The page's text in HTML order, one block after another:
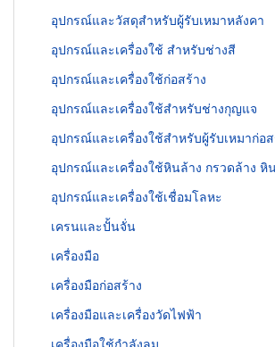
อุปกรณ์และวัสดุสำหรับผู้รับเหมาหลังคา
อุปกรณ์และเครื่องใช้ สำหรับช่างสี
อุปกรณ์และเครื่องใช้ก่อสร้าง
อุปกรณ์และเครื่องใช้สำหรับช่างกุญแจ
อุปกรณ์และเครื่องใช้สำหรับผู้รับเหมาก่อส
อุปกรณ์และเครื่องใช้หินล้าง กรวดล้าง หิ
อุปกรณ์และเครื่องใช้เชื่อมโลหะ
เครนและปั้นจั่น
เครื่องมือ
เครื่องมือก่อสร้าง
เครื่องมือและเครื่องวัดไฟฟ้า
เครื่องมือใช้กำลังลม